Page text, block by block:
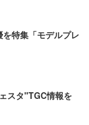
特集「モデルプレ
スタ"TGC情報を